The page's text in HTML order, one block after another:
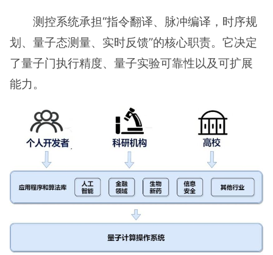
测控系统承担“指令翻译、脉冲编译，时序规
划、量子态测量、实时反馈”的核心职责。它决定
了量子门执行精度、量子实验可靠性以及可扩展
能力。